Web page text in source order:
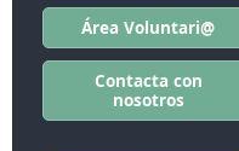
Área Voluntari@
Contacta con
nosotros